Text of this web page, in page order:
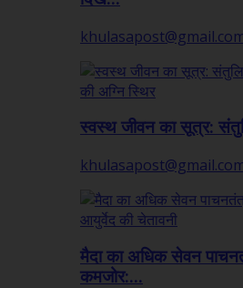
स्वस्थ जीवन का सूत्र:
मैदा का अधिक सेवन
कमजोर:...